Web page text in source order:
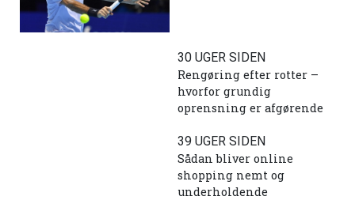
30 UGER SIDEN
Rengøring efter rotter –
hvorfor grundig
oprensning er afgørende
39 UGER SIDEN
Sådan bliver online
shopping nemt og
underholdende